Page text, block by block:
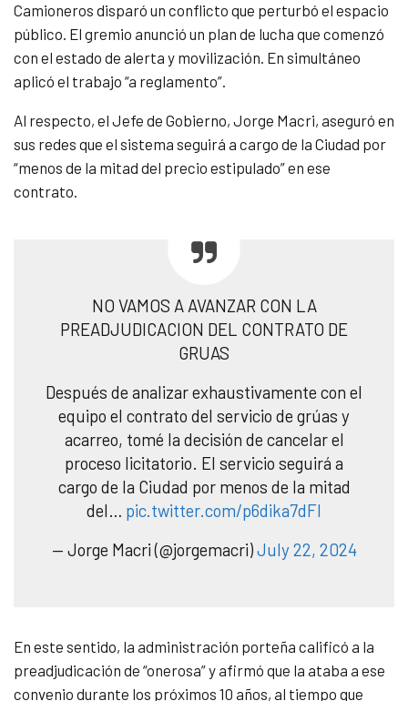
Camioneros disparó un conflicto que perturbó el espacio
público. El gremio anunció un plan de lucha que comenzó
con el estado de alerta y movilización. En simultáneo
aplicó el trabajo “a reglamento”.
Al respecto, el Jefe de Gobierno, Jorge Macri, aseguró en
sus redes que el sistema seguirá a cargo de la Ciudad por
“menos de la mitad del precio estipulado” en ese
contrato.
NO VAMOS A AVANZAR CON LA
PREADJUDICACION DEL CONTRATO DE
GRUAS
Después de analizar exhaustivamente con el
equipo el contrato del servicio de grúas y
acarreo, tomé la decisión de cancelar el
proceso licitatorio. El servicio seguirá a
cargo de la Ciudad por menos de la mitad
del… pic.twitter.com/p6dika7dFI
— Jorge Macri (@jorgemacri)July 22, 2024
En este sentido, la administración porteña calificó a la
preadjudicación de “onerosa” y afirmó que la ataba a ese
convenio durante los próximos 10 años, al tiempo que